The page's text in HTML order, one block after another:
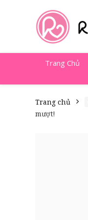
Trang Chủ
Trang chủ
mượt!